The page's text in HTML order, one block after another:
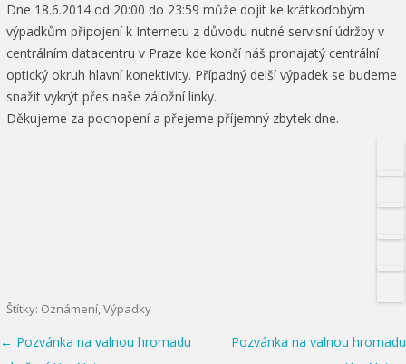
Dne 18.6.2014 od 20:00 do 23:59 může dojít ke krátkodobým
výpadkům připojení k Internetu z důvodu nutné servisní údržby v
centrálním datacentru v Praze kde končí náš pronajatý centrální
optický okruh hlavní konektivity. Případný delší výpadek se budeme
snažit vykrýt přes naše záložní linky.
Děkujeme za pochopení a přejeme příjemný zbytek dne.
Štítky: Oznámení,Výpadky
Post navigation
← Pozvánka na valnou hromadu
Pozvánka na valnou hromadu